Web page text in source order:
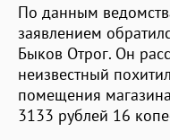
По данным
заявлением
Быков Отрог. Он
неизвестный
помещения
3133 рублей 16